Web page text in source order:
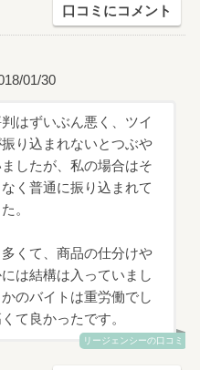
口コミにコメント
01/30
はずいぶん悪く、ツイ
り込まれないとつぶや
したが、私の場合はそ
く普通に振り込まれて
。
くて、商品の仕分けや
は結構は入っていまし
のバイトは重労働でし
て良かったです。
リージェンシーの口コミ